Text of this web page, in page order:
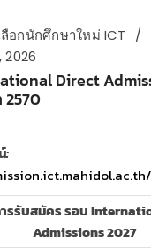
อกนักศึกษาใหม่ ICT
2026
Direct
:
รรับสมัคร รอบ
Admissions 2027